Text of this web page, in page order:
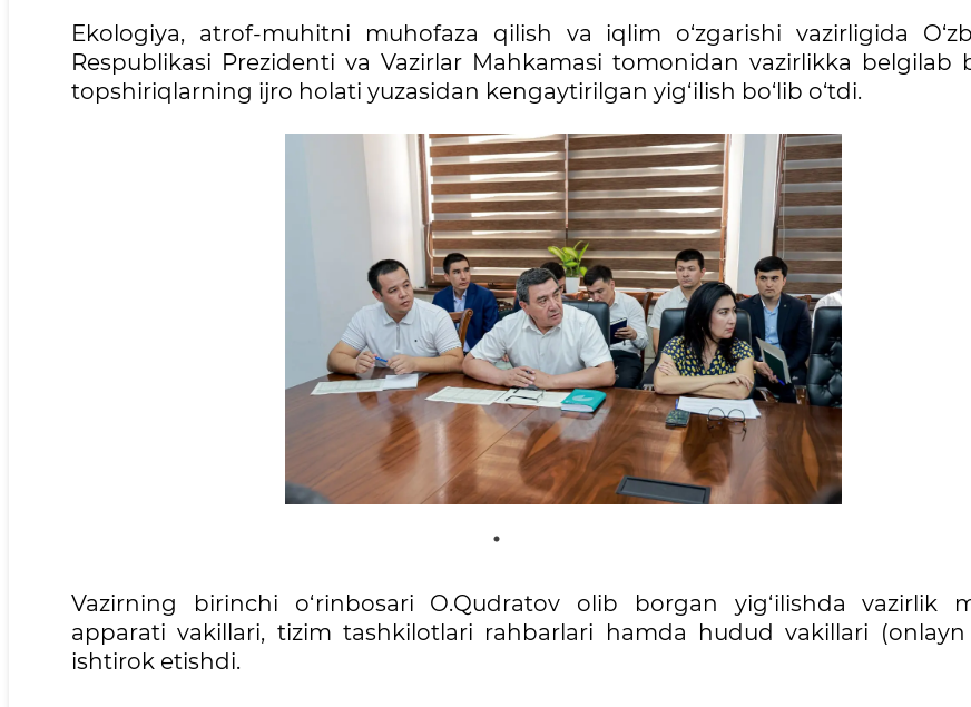
Ekologiya, atrof-muhitni muhofaza qilish va iqlim o‘zgarishi vazirligida
Respublikasi Prezidenti va Vazirlar Mahkamasi tomonidan vazirlikka belgilab
topshiriqlarning ijro holati yuzasidan kengaytirilgan yig‘ilish bo‘lib o‘tdi.
Vazirning birinchi o‘rinbosari O.Qudratov olib borgan yig‘ilishda vazirlik
apparati vakillari, tizim tashkilotlari rahbarlari hamda hudud vakillari (onlayn
ishtirok etishdi.